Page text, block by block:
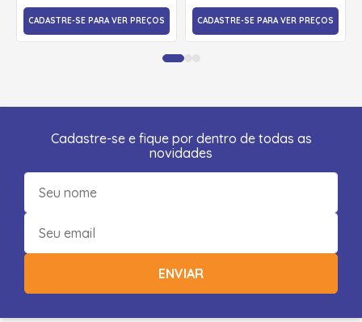
CADASTRE-SE PARA VER PREÇOS CADASTRE-SE PARA VER PREÇOS
Cadastre-se e fique por dentro de todas as
novidades
ENVIAR